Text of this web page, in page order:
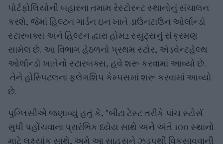
પોર્ટફોલિયોની બહારના તમામ રેસ્ટોરન્ટ સ્થાનોનું સંચાલન
કરશે, જેમાં હિલ્ટન ગાર્ડન ઇન ખાતે ડાઉનટાઉન ઓર્લાન્ડો
સ્ટારબક્સ અને હિલ્ટન દ્વારા હોમ2 સ્યુટ્સનું સંક્રમણ
સામેલ છે. આ વિભાગ હેઠળનો પ્રથમ સ્ટોર, એડવેન્ટહેલ્થ
ઓર્લાન્ડો ખાતેનો સ્ટારબક્સ, હવે શરૂ કરવામાં આવ્યો છે.
તેને હોસ્પિટલના ફ્લેગશિપ કેમ્પસમાં શરૂ કરવામાં આવ્યો
છે.
પુગ્લિસીએ જણાવ્યું હતું કે, "બીટા ટેસ્ટ તરીકે પાંચ સ્ટોર્સ
સુધી પહોંચવાના પ્રારંભિક ધ્યેય સાથે અને અંતે 100 સ્થાનો
માટે લક્ષ્યાંક સાથે, અમે આ સાહસને ઝડપથી વિકસાવવાની